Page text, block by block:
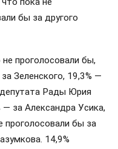
бы за другого
проголосовали бы,
Зеленского, 19,3% —
Рады Юрия
за Александра Усика,
проголосовали бы за
14,9%